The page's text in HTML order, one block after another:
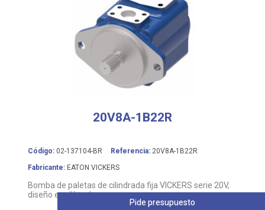
20V8A-1B22R
Código: 02-137104-BR Referencia: 20V8A-1B22R
Fabricante: EATON VICKERS
Bomba de paletas de cilindrada fija VICKERS serie 20V,
diseño equilibrado
Pide presupuesto